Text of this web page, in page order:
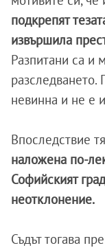
подкрепят
извършила
Разпитани са и
разследването.
невинна и не е
Впоследствие тя
наложена по-
Софийският
неотклонение.
Съдът тогава